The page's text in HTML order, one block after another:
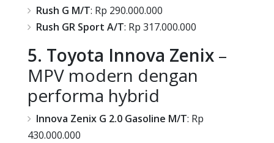
Rush G M/T: Rp 290.000.000
Rush GR Sport A/T: Rp 317.000.000
5. Toyota Innova Zenix –
MPV modern dengan
performa hybrid
Innova Zenix G 2.0 Gasoline M/T: Rp
430.000.000